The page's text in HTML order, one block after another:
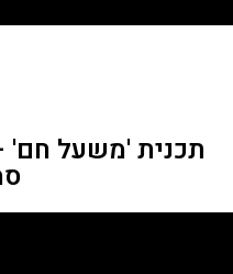
תכנית 'משעל חם'